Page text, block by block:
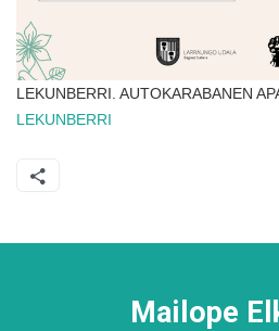
LEKUNBERRI. AUTOKARABANEN
LEKUNBERRI
Mailope